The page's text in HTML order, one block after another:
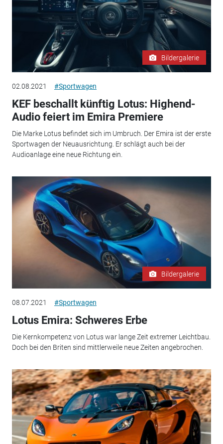
Bildergalerie
02.08.2021 #Sportwagen
KEF beschallt künftig Lotus: Highend-
Audio feiert im Emira Premiere
Die Marke Lotus befindet sich im Umbruch. Der Emira ist der erste
Sportwagen der Neuausrichtung. Er schlägt auch bei der
Audioanlage eine neue Richtung ein.
Bildergalerie
08.07.2021 #Sportwagen
Lotus Emira: Schweres Erbe
Die Kernkompetenz von Lotus war lange Zeit extremer Leichtbau.
Doch bei den Briten sind mittlerweile neue Zeiten angebrochen.